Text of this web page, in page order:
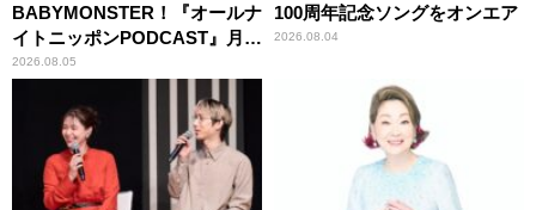
BABYMONSTER！『オールナ
イトニッポンPODCAST』月替
わりパーソナリティ
2026.08.05
100周年記念ソングをオンエア
2026.08.04